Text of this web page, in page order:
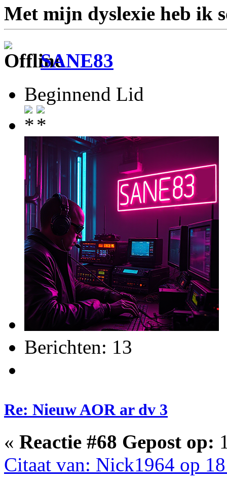
Met mijn dyslexie heb ik
SANE83
Beginnend Lid
Berichten: 13
Re: Nieuw AOR ar dv 3
« Reactie #68 Gepost op:
Citaat van: Nick1964 op